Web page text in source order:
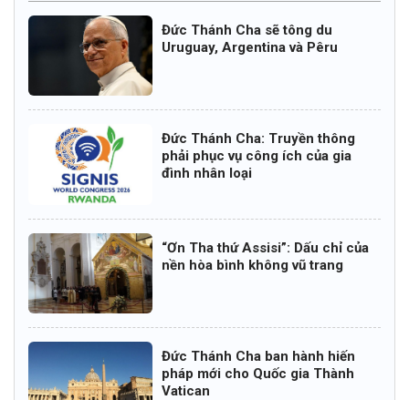
Đức Thánh Cha sẽ tông du
Uruguay, Argentina và Pêru
Đức Thánh Cha: Truyền thông
phải phục vụ công ích của gia
đình nhân loại
“Ơn Tha thứ Assisi”: Dấu chỉ của
nền hòa bình không vũ trang
Đức Thánh Cha ban hành hiến
pháp mới cho Quốc gia Thành
Vatican